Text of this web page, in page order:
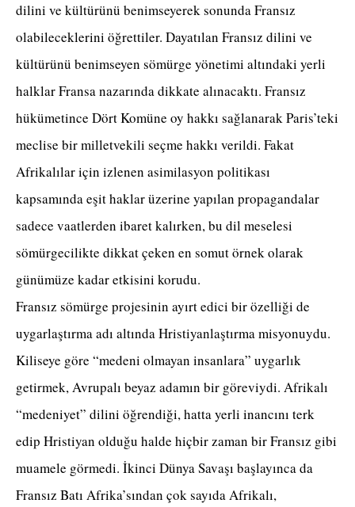
dilini ve kültürünü benimseyerek sonunda Fransız
olabileceklerini öğrettiler. Dayatılan Fransız dilini ve
kültürünü benimseyen sömürge yönetimi altındaki yerli
halklar Fransa nazarında dikkate alınacaktı. Fransız
hükümetince Dört Komüne oy hakkı sağlanarak Paris’teki
meclise bir milletvekili seçme hakkı verildi. Fakat
Afrikalılar için izlenen asimilasyon politikası
kapsamında eşit haklar üzerine yapılan propagandalar
sadece vaatlerden ibaret kalırken, bu dil meselesi
sömürgecilikte dikkat çeken en somut örnek olarak
günümüze kadar etkisini korudu.
Fransız sömürge projesinin ayırt edici bir özelliği de
uygarlaştırma adı altında Hristiyanlaştırma misyonuydu.
Kiliseye göre “medeni olmayan insanlara” uygarlık
getirmek, Avrupalı beyaz adamın bir göreviydi. Afrikalı
“medeniyet” dilini öğrendiği, hatta yerli inancını terk
edip Hristiyan olduğu halde hiçbir zaman bir Fransız gibi
muamele görmedi. İkinci Dünya Savaşı başlayınca da
Fransız Batı Afrika’sından çok sayıda Afrikalı,